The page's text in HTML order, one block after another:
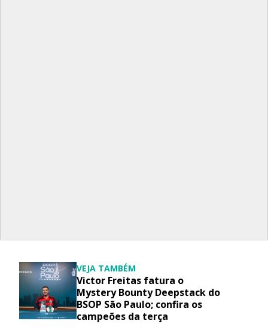
VEJA TAMBÉM
Victor Freitas fatura o
Mystery Bounty Deepstack do
BSOP São Paulo; confira os
campeões da terça